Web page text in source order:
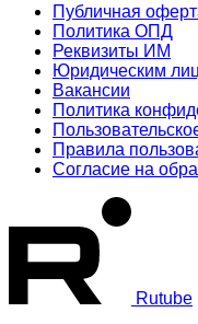
Публичная
Политика ОПД
Реквизиты ИМ
Юридическим
Вакансии
Политика
Правила
Согласие на
Rutube